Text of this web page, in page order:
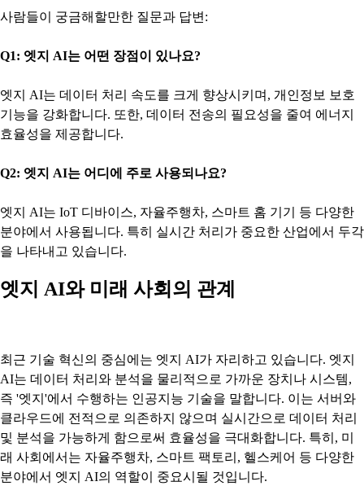
사람들이 궁금해할만한 질문과 답변:
Q1: 엣지 AI는 어떤 장점이 있나요?
엣지 AI는 데이터 처리 속도를 크게 향상시키며, 개인정보 보호
기능을 강화합니다. 또한, 데이터 전송의 필요성을 줄여 에너지
효율성을 제공합니다.
Q2: 엣지 AI는 어디에 주로 사용되나요?
엣지 AI는 IoT 디바이스, 자율주행차, 스마트 홈 기기 등 다양한
분야에서 사용됩니다. 특히 실시간 처리가 중요한 산업에서 두각
을 나타내고 있습니다.
엣지 AI와 미래 사회의 관계
최근 기술 혁신의 중심에는 엣지 AI가 자리하고 있습니다. 엣지
AI는 데이터 처리와 분석을 물리적으로 가까운 장치나 시스템,
즉 '엣지'에서 수행하는 인공지능 기술을 말합니다. 이는 서버와
클라우드에 전적으로 의존하지 않으며 실시간으로 데이터 처리
및 분석을 가능하게 함으로써 효율성을 극대화합니다. 특히, 미
래 사회에서는 자율주행차, 스마트 팩토리, 헬스케어 등 다양한
분야에서 엣지 AI의 역할이 중요시될 것입니다.